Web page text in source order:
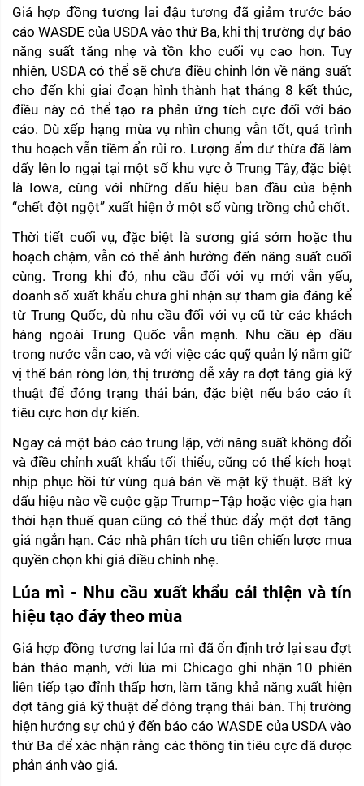
Giá hợp đồng tương lai đậu tương đã giảm trước báo
cáo WASDE của USDA vào thứ Ba, khi thị trường dự báo
năng suất tăng nhẹ và tồn kho cuối vụ cao hơn. Tuy
nhiên, USDA có thể sẽ chưa điều chỉnh lớn về năng suất
cho đến khi giai đoạn hình thành hạt tháng 8 kết thúc,
điều này có thể tạo ra phản ứng tích cực đối với báo
cáo. Dù xếp hạng mùa vụ nhìn chung vẫn tốt, quá trình
thu hoạch vẫn tiềm ẩn rủi ro. Lượng ẩm dư thừa đã làm
dấy lên lo ngại tại một số khu vực ở Trung Tây, đặc biệt
là Iowa, cùng với những dấu hiệu ban đầu của bệnh
“chết đột ngột” xuất hiện ở một số vùng trồng chủ chốt.
Thời tiết cuối vụ, đặc biệt là sương giá sớm hoặc thu
hoạch chậm, vẫn có thể ảnh hưởng đến năng suất cuối
cùng. Trong khi đó, nhu cầu đối với vụ mới vẫn yếu,
doanh số xuất khẩu chưa ghi nhận sự tham gia đáng kể
từ Trung Quốc, dù nhu cầu đối với vụ cũ từ các khách
hàng ngoài Trung Quốc vẫn mạnh. Nhu cầu ép dầu
trong nước vẫn cao, và với việc các quỹ quản lý nắm giữ
vị thế bán ròng lớn, thị trường dễ xảy ra đợt tăng giá kỹ
thuật để đóng trạng thái bán, đặc biệt nếu báo cáo ít
tiêu cực hơn dự kiến.
Ngay cả một báo cáo trung lập, với năng suất không đổi
và điều chỉnh xuất khẩu tối thiểu, cũng có thể kích hoạt
nhịp phục hồi từ vùng quá bán về mặt kỹ thuật. Bất kỳ
dấu hiệu nào về cuộc gặp Trump–Tập hoặc việc gia hạn
thời hạn thuế quan cũng có thể thúc đẩy một đợt tăng
giá ngắn hạn. Các nhà phân tích ưu tiên chiến lược mua
quyền chọn khi giá điều chỉnh nhẹ.
Lúa mì - Nhu cầu xuất khẩu cải thiện và tín
hiệu tạo đáy theo mùa
Giá hợp đồng tương lai lúa mì đã ổn định trở lại sau đợt
bán tháo mạnh, với lúa mì Chicago ghi nhận 10 phiên
liên tiếp tạo đỉnh thấp hơn, làm tăng khả năng xuất hiện
đợt tăng giá kỹ thuật để đóng trạng thái bán. Thị trường
hiện hướng sự chú ý đến báo cáo WASDE của USDA vào
thứ Ba để xác nhận rằng các thông tin tiêu cực đã được
phản ánh vào giá.